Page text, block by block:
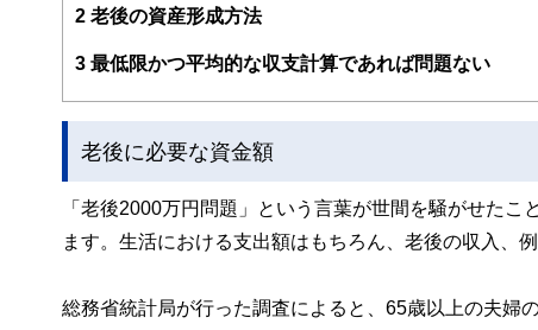
FinancialFieldの特徴は、ファイナンシャルプランナー、
ー、公認会計士、社会保険労務士、行政書士、投資アナリ
私たちは、快適でより良い生活のアイデアを提供するお金
2 老後の資産形成方法
3 最低限かつ平均的な収支計算であれば問題ない
老後に必要な資金額
「老後2000万円問題」という言葉が世間を騒がせた
ます。生活における支出額はもちろん、老後の収入、
総務省統計局が行った調査によると、65歳以上の夫婦